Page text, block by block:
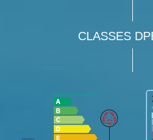
CLASSES